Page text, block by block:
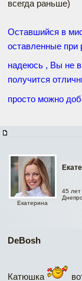
всегда раньше)
Оставшийся в
оставленные при
надеюсь , Вы не
получится
просто можно
Екатерина
45 лет
DeBosh
Катюшка